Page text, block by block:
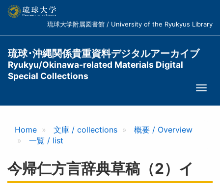
コ
琉球大学附属図書館 / University of the Ryukyus Library
琉球･沖縄関係貴重資料デジタルアーカイブ
Ryukyu/Okinawa-related Materials Digital
Special Collections
Home 文庫 / collections
概要 / Overview
一覧 / list
今帰仁方言辞典草稿（2）イ